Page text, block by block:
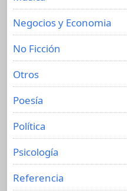
Negocios y Economia
No Ficción
Otros
Poesía
Política
Psicología
Referencia